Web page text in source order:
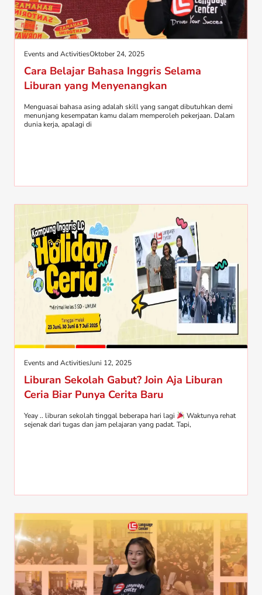
Events and ActivitiesOktober 24, 2025
Cara Belajar Bahasa Inggris Selama
Liburan yang Menyenangkan
Menguasai bahasa asing adalah skill yang sangat dibutuhkan demi
menunjang kesempatan kamu dalam memperoleh pekerjaan. Dalam
dunia kerja, apalagi di
Events and ActivitiesJuni 12, 2025
Liburan Sekolah Gabut? Join Aja Liburan
Ceria Biar Punya Cerita Baru
Yeay .. liburan sekolah tinggal beberapa hari lagi
Waktunya rehat
sejenak dari tugas dan jam pelajaran yang padat. Tapi,